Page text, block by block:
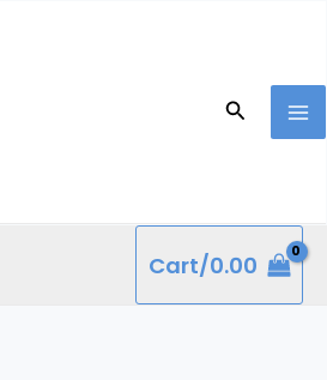
Search
Cart/0.00